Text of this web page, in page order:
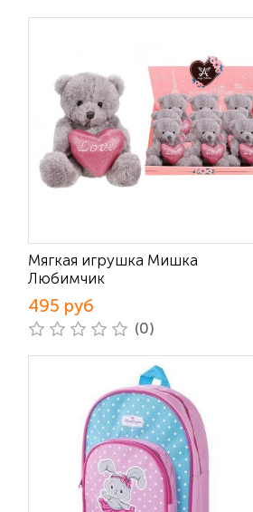
Мягкая игрушка Мишка
Любимчик
495 руб
(0)